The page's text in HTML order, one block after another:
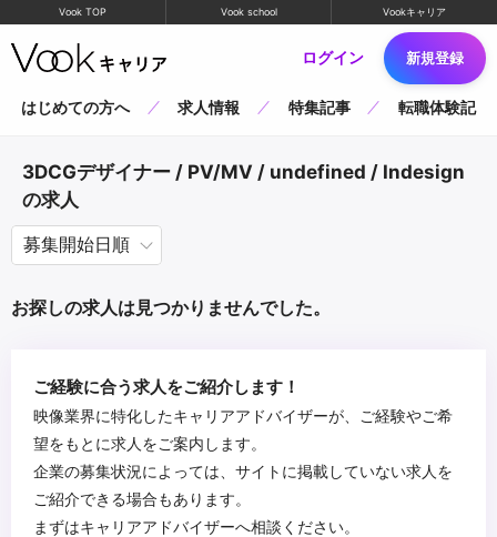
Vook TOP Vook school Vookキャリア
ログイン 新規登録
はじめての方へ 求人情報 特集記事 転職体験記
3DCGデザイナー / PV/MV / undefined / Indesign
の求人
お探しの求人は見つかりませんでした。
ご経験に合う求人をご紹介します！
映像業界に特化したキャリアアドバイザーが、ご経験やご希
望をもとに求人をご案内します。
企業の募集状況によっては、サイトに掲載していない求人を
ご紹介できる場合もあります。
まずはキャリアアドバイザーへ相談ください。